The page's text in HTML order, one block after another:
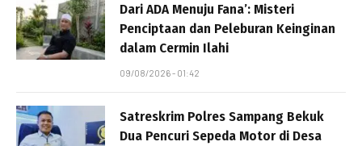
Dari ADA Menuju Fana’: Misteri
Penciptaan dan Peleburan Keinginan
dalam Cermin Ilahi
09/08/2026 - 01:42
Satreskrim Polres Sampang Bekuk
Dua Pencuri Sepeda Motor di Desa